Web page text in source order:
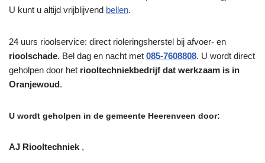
U kunt u altijd vrijblijvend bellen.
24 uurs rioolservice: direct rioleringsherstel bij afvoer- en
rioolschade. Bel dag en nacht met 085-7608808. U wordt direct
geholpen door het riooltechniekbedrijf dat werkzaam is in
Oranjewoud.
U wordt geholpen in de gemeente Heerenveen door:
AJ Riooltechniek ,